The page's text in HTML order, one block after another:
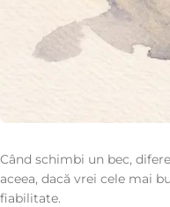
Când schimbi un bec,
aceea, dacă vrei cele mai
fiabilitate.